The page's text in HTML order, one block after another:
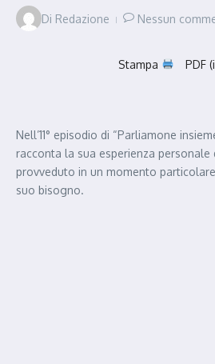
Di Redazione Nessun
Stampa PDF
Nell’11° episodio di “Parliamone
racconta la sua esperienza personale
provveduto in un momento
suo bisogno.